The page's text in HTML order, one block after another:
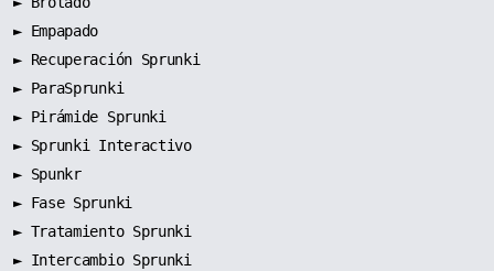
► Empapado
► Recuperación Sprunki
► ParaSprunki
► Pirámide Sprunki
► Sprunki Interactivo
► Spunkr
► Fase Sprunki
► Tratamiento Sprunki
► Intercambio Sprunki